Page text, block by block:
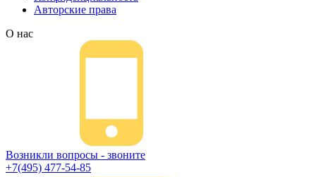
Авторские права
О нас
Возникли вопросы - звоните
+7(495) 477-54-85